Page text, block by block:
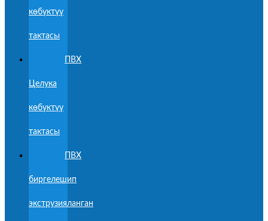
көбүктүү
тактасы
ПВХ
Целука
көбүктүү
тактасы
ПВХ
биргелешип
экструзияланган